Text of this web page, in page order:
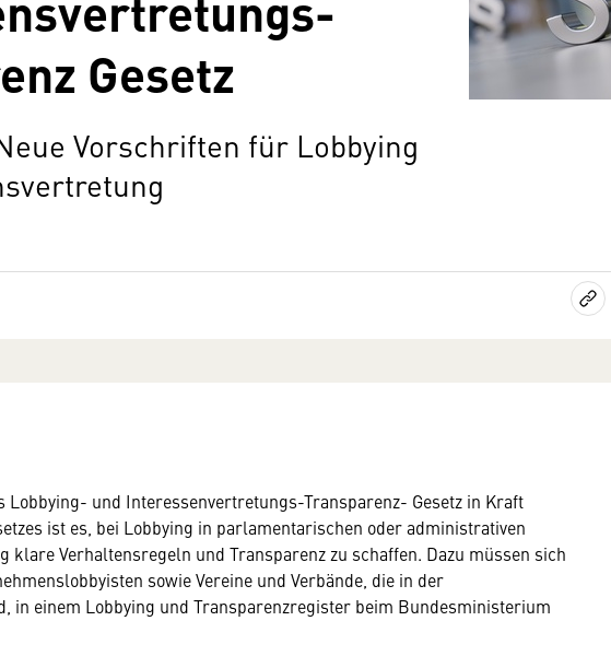
Gesetz
Vorschriften für Lobbying
Lobbying- und Interessenvertretungs-Transparenz- Gesetz in Kraft
ist es, bei Lobbying in parlamentarischen oder administrativen
klare Verhaltensregeln und Transparenz zu schaffen. Dazu müssen sich
sowie Vereine und Verbände, die in der
in einem Lobbying und Transparenzregister beim Bundesministerium